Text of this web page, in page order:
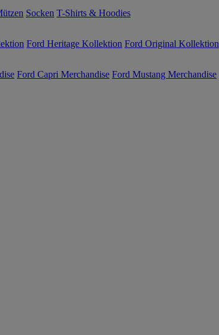
Socken T-Shirts & Hoodies
Ford Heritage Kollektion Ford Original Kollektion
Ford Capri Merchandise Ford Mustang Merchandise